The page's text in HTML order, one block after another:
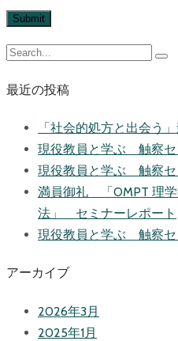
最近の投稿
「社会的処方と出会う
現役教員と学ぶ 触察セ
現役教員と学ぶ 触察セ
満員御礼 「OMPT 理
法」 セミナーレポート
現役教員と学ぶ 触察セ
アーカイブ
2026年3月
2025年1月